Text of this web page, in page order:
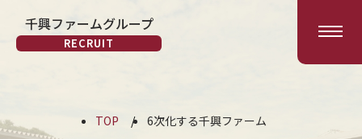
千興ファームグループ
RECRUIT
6次化する千興ファーム
安全な製品をつくる
TOP 6次化する千興ファーム